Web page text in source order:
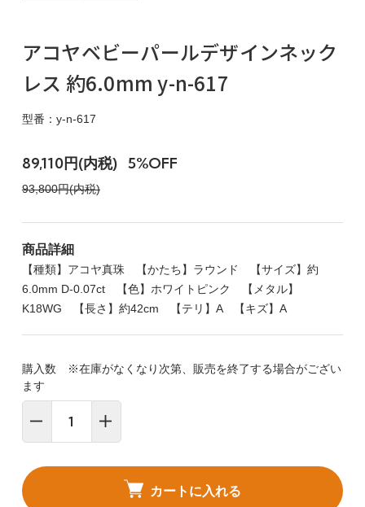
アコヤベビーパールデザインネック
レス 約6.0mm y-n-617
型番：y-n-617
89,110円(内税) 5%OFF
93,800円(内税)
商品詳細
【種類】アコヤ真珠 【かたち】ラウンド 【サイズ】約
6.0mm D-0.07ct 【色】ホワイトピンク 【メタル】
K18WG 【長さ】約42cm 【テリ】A 【キズ】A
購入数 ※在庫がなくなり次第、販売を終了する場合がござい
ます
カートに入れる